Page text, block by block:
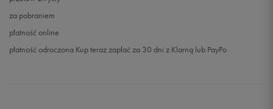
za pobraniem
płatność online
płatność odroczona Kup teraz zapłać za 30 dni z Klarną lub PayPo